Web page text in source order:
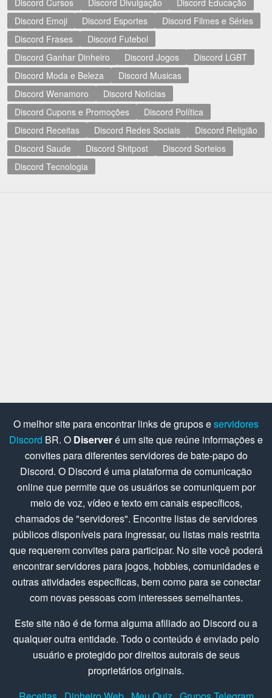
Discord Cursos
Discord Divulgação
Discord Educação
Discord Emoji
Discord Esportes
Discord Filmes e Séries
Discord Frases
Discord Futebol
Discord Ganhar Dinheiro
Discord Jogos
Discord LGBT
Discord Moda e Beleza
Discord Musicas
Discord Wenamoro
Discord Notícias
Discord Cupons e Promoções
Discord Política
Discord Receitas
Discord Redes Sociais
Discord Religião
Discord Saude
Discord Shitpost
Discord Sorteios
Discord Tecnologia
O melhor site para encontrar links de grupos eservidores
Discord BR. O Diserveré um site que reúne informações e
convites para diferentes servidores de bate-papo do
Discord. O Discord é uma plataforma de comunicação
online que permite que os usuários se comuniquem por
meio de voz, vídeo e texto em canais específicos,
chamados de "servidores". Encontre listas de servidores
públicos disponíveis para ingressar, ou listas mais restrita
que requerem convites para participar. No site você poderá
encontrar servidores para jogos, hobbies, comunidades e
outras atividades específicas, bem como para se conectar
com novas pessoas com interesses semelhantes.
Este site não é de forma alguma afiliado ao Discord ou a
qualquer outra entidade. Todo o conteúdo é enviado pelo
usuário e protegido por direitos autorais de seus
proprietários originais.